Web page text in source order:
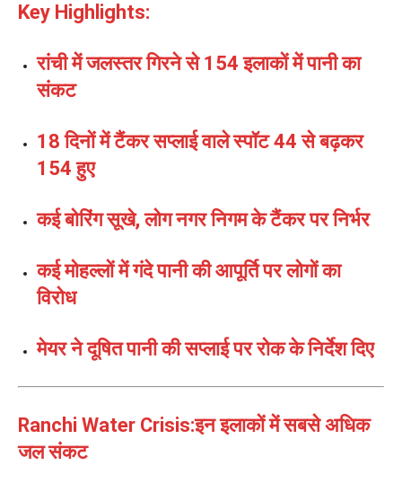
Key Highlights:
रांची में जलस्तर गिरने से 154 इलाकों में पानी का
संकट
18 दिनों में टैंकर सप्लाई वाले स्पॉट 44 से बढ़कर
154 हुए
कई बोरिंग सूखे, लोग नगर निगम के टैंकर पर निर्भर
कई मोहल्लों में गंदे पानी की आपूर्ति पर लोगों का
विरोध
मेयर ने दूषित पानी की सप्लाई पर रोक के निर्देश दिए
Ranchi Water Crisis:इन इलाकों में सबसे अधिक
जल संकट